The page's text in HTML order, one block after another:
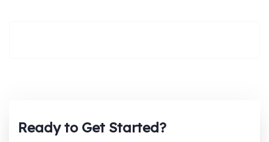
Ready to Get Started?